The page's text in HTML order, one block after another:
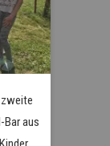
Bar aus